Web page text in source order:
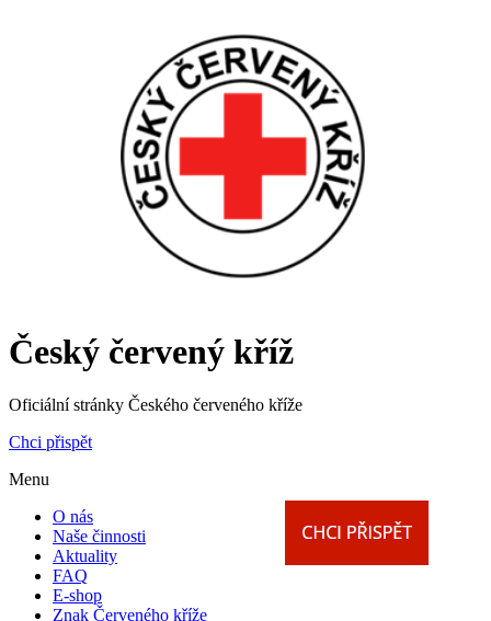
Český červený kříž
Oficiální stránky Českého červeného kříže
Chci přispět
Menu
O nás
Naše činnosti
Aktuality
FAQ
E-shop
Znak Červeného kříže